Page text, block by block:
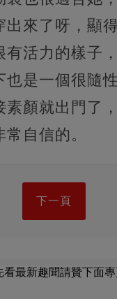
出來了呀，顯
有活力的樣子
是一個很隨
素顏就出門了
自信的。
下一頁
看最新趣聞請贊下面